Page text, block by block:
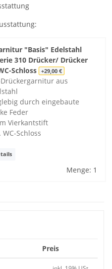
"Basis" Edelstahl
310 Drücker/ Drücker
Schloss
+29,00 €
Drückergarnitur aus
durch eingebaute
Feder
Vierkantstift
WC-Schloss
Menge: 1
Preis